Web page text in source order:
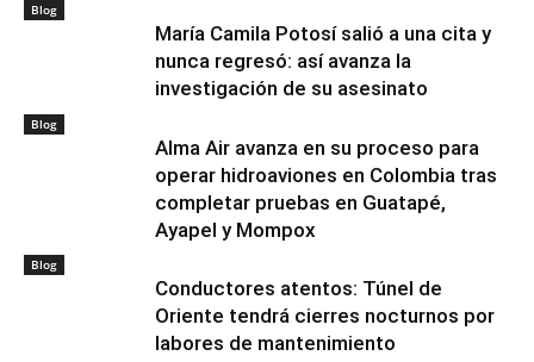
Blog
María Camila Potosí salió a una cita y
nunca regresó: así avanza la
investigación de su asesinato
Blog
Alma Air avanza en su proceso para
operar hidroaviones en Colombia tras
completar pruebas en Guatapé,
Ayapel y Mompox
Blog
Conductores atentos: Túnel de
Oriente tendrá cierres nocturnos por
labores de mantenimiento